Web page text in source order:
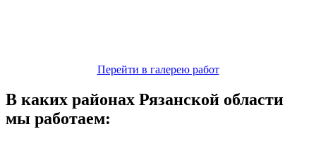
Перейти в галерею работ
В каких районах Рязанской области
мы работаем: